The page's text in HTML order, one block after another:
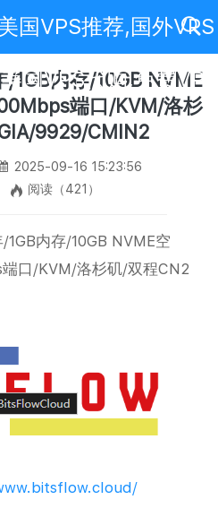
国VPS推荐,国外VPS
国VPS代购,免费VPS
1GB内存/10GB NVME
端口/KVM/洛杉
9929/CMIN2
2025-09-16 15:23:56
阅读（421）
1GB内存/10GB NVME空
口/KVM/洛杉矶/双程CN2